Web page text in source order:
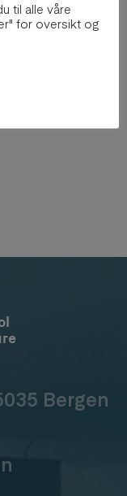
Bergen
til alle våre
for oversikt og